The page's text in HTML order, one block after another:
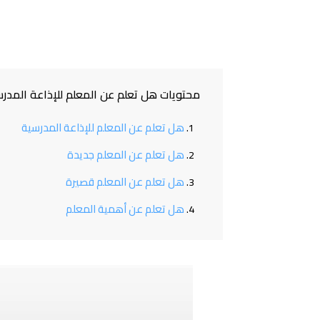
محتويات هل تعلم عن المعلم للإذاعة
هل تعلم عن المعلم للإذاعة المدرسية
هل تعلم عن المعلم جديدة
هل تعلم عن المعلم قصيرة
هل تعلم عن أهمية المعلم